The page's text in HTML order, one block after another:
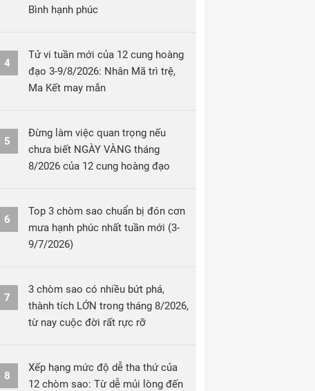
Bình hạnh phúc
4
Tử vi tuần mới của 12 cung hoàng
đạo 3-9/8/2026: Nhân Mã trì trệ,
Ma Kết may mắn
5
Đừng làm việc quan trọng nếu
chưa biết NGÀY VÀNG tháng
8/2026 của 12 cung hoàng đạo
6
Top 3 chòm sao chuẩn bị đón cơn
mưa hạnh phúc nhất tuần mới (3-
9/7/2026)
7
3 chòm sao có nhiều bứt phá,
thành tích LỚN trong tháng 8/2026,
từ nay cuộc đời rất rực rỡ
8
Xếp hạng mức độ dễ tha thứ của
12 chòm sao: Từ dễ mủi lòng đến